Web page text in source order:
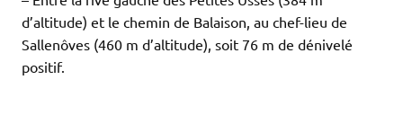
d’altitude) et le chemin de Balaison, au chef-lieu de
Sallenôves (460 m d’altitude), soit 76 m de dénivelé
positif.